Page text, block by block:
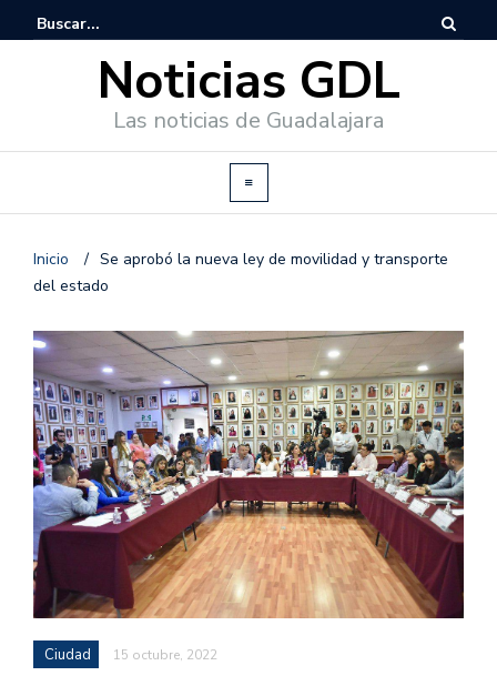
Noticias GDL
Las noticias de Guadalajara
Inicio / Se aprobó la nueva ley de movilidad y transporte
del estado
Ciudad 15 octubre, 2022